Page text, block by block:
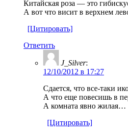
Китайская роза — это
А вот что висит в верхнем
[Цитировать]
Ответить
J_Silver:
12/10/2012 в 17:27
Сдается, что все-таки
А что еще повесишь в
А комната явно жилая…
[Цитировать]